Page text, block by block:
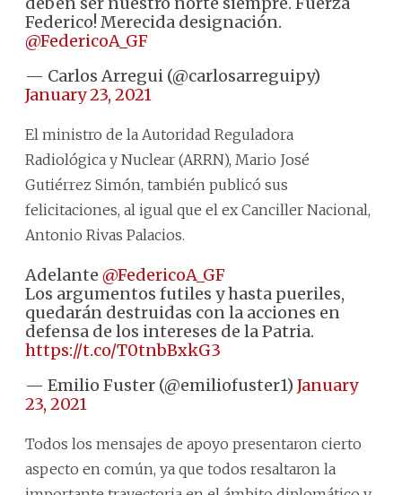
Federico! Merecida designación.
@FedericoA_GF
— Carlos Arregui (@carlosarreguipy)
January 23, 2021
El ministro de la Autoridad Reguladora
Radiológica y Nuclear (ARRN), Mario José
Gutiérrez Simón, también publicó sus
felicitaciones, al igual que el ex Canciller Nacional,
Antonio Rivas Palacios.
Adelante @FedericoA_GF
Los argumentos futiles y hasta pueriles,
quedarán destruidas con la acciones en
defensa de los intereses de la Patria.
https://t.co/T0tnbBxkG3
— Emilio Fuster (@emiliofuster1) January
23, 2021
Todos los mensajes de apoyo presentaron cierto
aspecto en común, ya que todos resaltaron la